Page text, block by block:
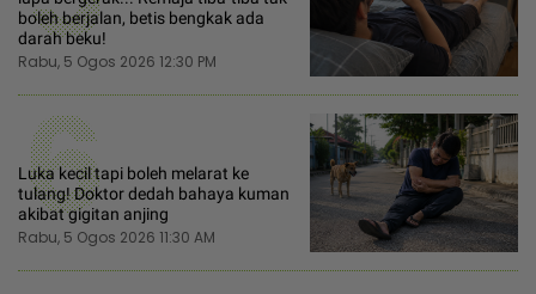
boleh berjalan, betis bengkak ada
darah beku!
Rabu, 5 Ogos 2026 12:30 PM
6
Luka kecil tapi boleh melarat ke
tulang! Doktor dedah bahaya kuman
akibat gigitan anjing
Rabu, 5 Ogos 2026 11:30 AM